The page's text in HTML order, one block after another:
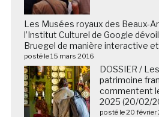
Les Musées royaux des Beaux-
l’Institut Culturel de Google
Bruegel de manière interactive
posté le 15 mars 2016
DOSSIER /
patrimoine
commentent
2025 (20/02/
posté le 20 février